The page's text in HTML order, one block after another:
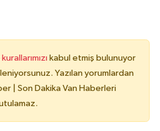
kabul etmiş bulunuyor
Yazılan yorumlardan
| Son Dakika Van Haberleri